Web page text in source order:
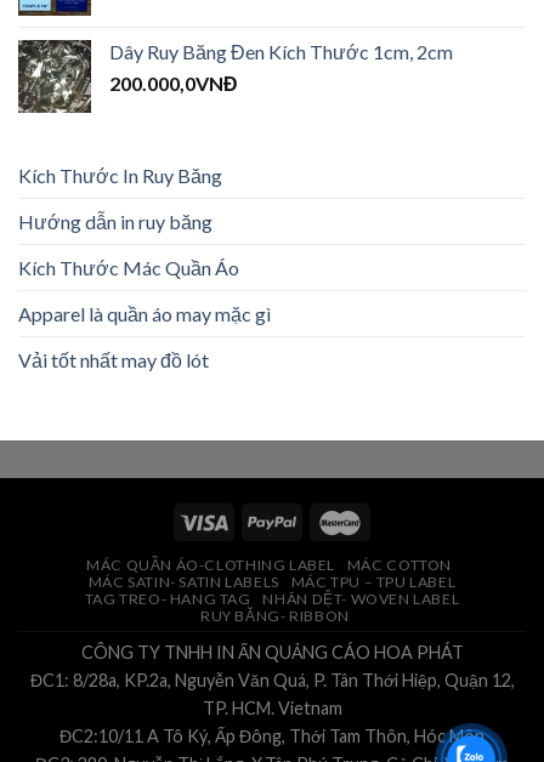
Dây Ruy Băng Đen Kích Thước 1cm, 2cm
200.000,0VNĐ
Kích Thước In Ruy Băng
Hướng dẫn in ruy băng
Kích Thước Mác Quần Áo
Apparel là quần áo may mặc gì
Vải tốt nhất may đồ lót
MÁC QUẦN ÁO-CLOTHING LABEL
MÁC COTTON
MÁC SATIN- SATIN LABELS
MÁC TPU – TPU LABEL
TAG TREO- HANG TAG
NHÃN DỆT- WOVEN LABEL
RUY BĂNG- RIBBON
CÔNG TY TNHH IN ẤN QUẢNG CÁO HOA PHÁT
ĐC1: 8/28a, KP.2a, Nguyễn Văn Quá, P. Tân Thới Hiệp, Quận 12,
TP. HCM. Vietnam
ĐC2:10/11 A Tô Ký, Ấp Đông, Thới Tam Thôn, Hóc Môn